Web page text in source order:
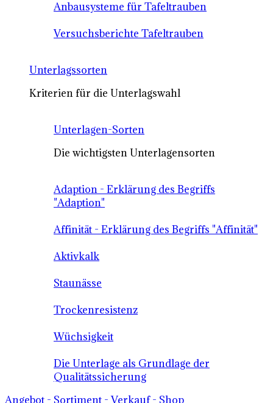
Anbausysteme für Tafeltrauben
Versuchsberichte Tafeltrauben
Unterlagssorten
Kriterien für die Unterlagswahl
Unterlagen-Sorten
Die wichtigsten Unterlagensorten
Adaption - Erklärung des Begriffs
"Adaption"
Affinität - Erklärung des Begriffs "Affinität"
Aktivkalk
Staunässe
Trockenresistenz
Wüchsigkeit
Die Unterlage als Grundlage der
Qualitätssicherung
Angebot - Sortiment - Verkauf - Shop